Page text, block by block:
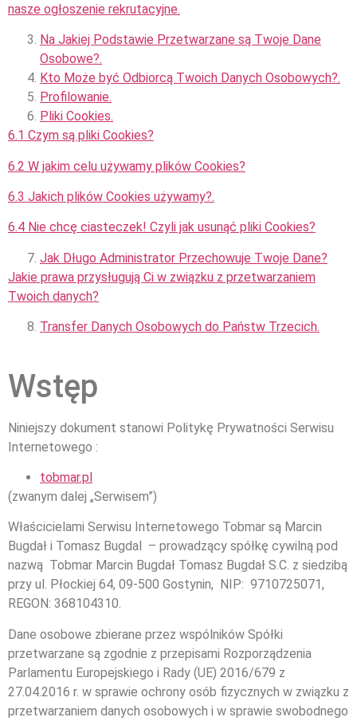
nasze ogłoszenie rekrutacyjne.
Na Jakiej Podstawie Przetwarzane są Twoje Dane
Osobowe?.
Kto Może być Odbiorcą Twoich Danych Osobowych?.
Profilowanie.
Pliki Cookies.
6.1 Czym są pliki Cookies?
6.2 W jakim celu używamy plików Cookies?
6.3 Jakich plików Cookies używamy?.
6.4 Nie chcę ciasteczek! Czyli jak usunąć pliki Cookies?
Jak Długo Administrator Przechowuje Twoje Dane?
Jakie prawa przysługują Ci w związku z przetwarzaniem
Twoich danych?
Transfer Danych Osobowych do Państw Trzecich.
Wstęp
Niniejszy dokument stanowi Politykę Prywatności Serwisu
Internetowego :
tobmar.pl
(zwanym dalej „Serwisem”)
Właścicielami Serwisu Internetowego Tobmar są Marcin
Bugdał i Tomasz Bugdal – prowadzący spółkę cywilną pod
nazwą Tobmar Marcin Bugdał Tomasz Bugdał S.C. z siedzibą
przy ul. Płockiej 64, 09-500 Gostynin, NIP: 9710725071,
REGON: 368104310.
Dane osobowe zbierane przez wspólników Spółki
przetwarzane są zgodnie z przepisami Rozporządzenia
Parlamentu Europejskiego i Rady (UE) 2016/679 z
27.04.2016 r. w sprawie ochrony osób fizycznych w związku z
przetwarzaniem danych osobowych i w sprawie swobodnego